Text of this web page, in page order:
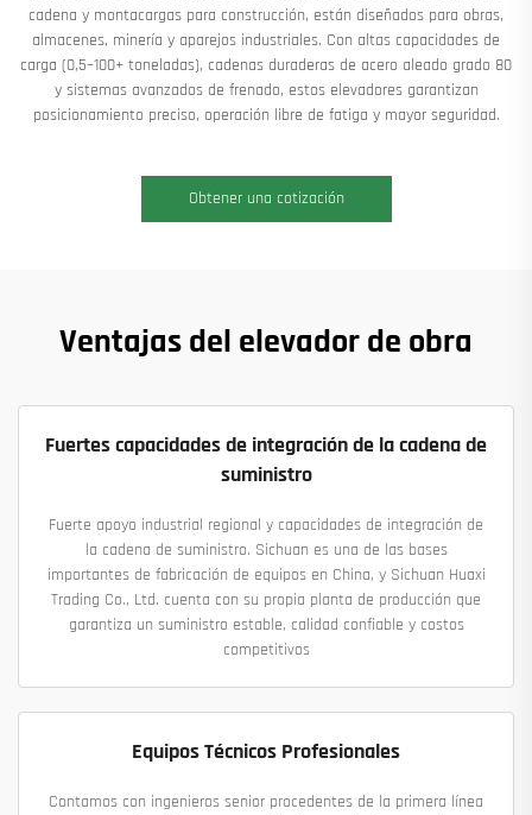
cadena y montacargas para construcción, están diseñados para obras,
almacenes, minería y aparejos industriales. Con altas capacidades de
carga (0,5–100+ toneladas), cadenas duraderas de acero aleado grado 80
y sistemas avanzados de frenado, estos elevadores garantizan
posicionamiento preciso, operación libre de fatiga y mayor seguridad.
Obtener una cotización
Ventajas del elevador de obra
Fuertes capacidades de integración de la cadena de
suministro
Fuerte apoyo industrial regional y capacidades de integración de
la cadena de suministro. Sichuan es una de las bases
importantes de fabricación de equipos en China, y Sichuan Huaxi
Trading Co., Ltd. cuenta con su propia planta de producción que
garantiza un suministro estable, calidad confiable y costos
competitivos
Equipos Técnicos Profesionales
Contamos con ingenieros senior procedentes de la primera línea